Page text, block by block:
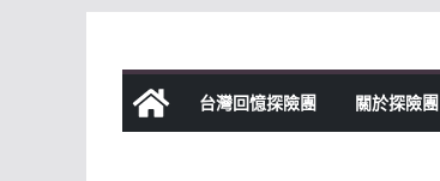
content
台灣回憶探險團 關於探險團